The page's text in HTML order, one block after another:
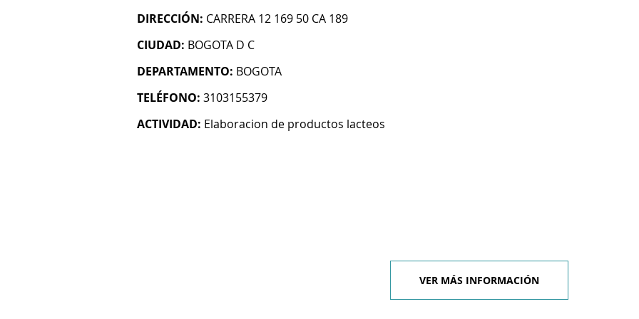
DIRECCIÓN: CARRERA 12 169 50 CA 189
CIUDAD: BOGOTA D C
DEPARTAMENTO: BOGOTA
TELÉFONO: 3103155379
ACTIVIDAD: Elaboracion de productos lacteos
VER MÁS INFORMACIÓN